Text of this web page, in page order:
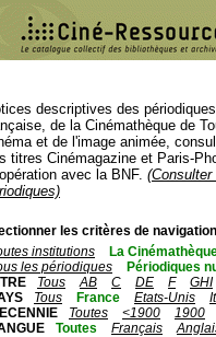
descriptives des
de la Cinémathèque de
et de l'image animée,
titres Cinémagazine et Paris-
avec la BNF.
les critères de
institutions
La
les périodiques
Périodiques
Tous AB C DE F
GHI
Tous France Etats-Unis
Toutes <1900
1900
Toutes Français